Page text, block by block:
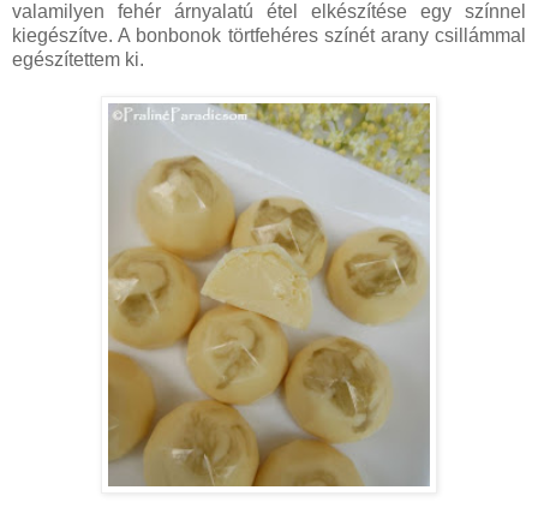
valamilyen fehér árnyalatú étel elkészítése egy színnel
kiegészítve. A bonbonok törtfehéres színét arany csillámmal
egészítettem ki.